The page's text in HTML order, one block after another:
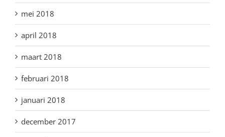
mei 2018
april 2018
maart 2018
februari 2018
januari 2018
december 2017